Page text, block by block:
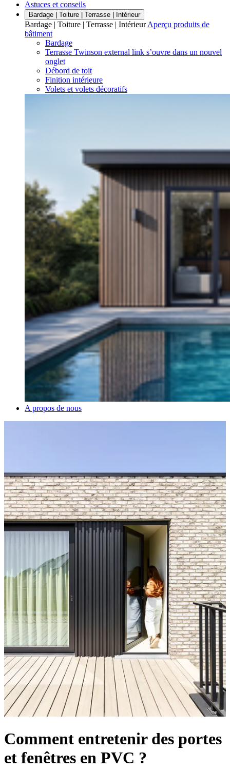
Astuces et conseils
Bardage | Toiture | Terrasse | Intérieur
Bardage | Toiture | Terrasse | Intérieur Aperçu produits de
bâtiment
Bardage
Terrasse Twinson external link s’ouvre dans un nouvel
onglet
Débord de toit
Finition intérieure
Volets et volets décoratifs
A propos de nous
Comment entretenir des portes
et fenêtres en PVC ?